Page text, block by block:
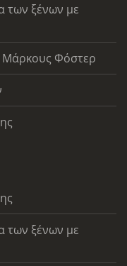
των ξένων με
Μάρκους Φόστερ
των ξένων με